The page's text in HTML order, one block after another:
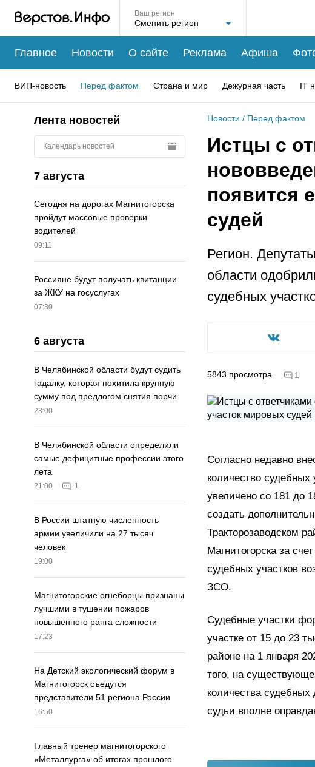
Ваш регион
Главное Новости О сайте Реклама Афиша
ВИП-новость Перед фактом Страна и мир Дежурная часть IT
Лента новостей
Календарь новостей
7 августа
Сегодня на дорогах Магнитогорска
пройдут массовые проверки
водителей
09:11
Россияне будут получать квитанции
за ЖКУ на госуслугах
07:30
6 августа
В Челябинской области будут судить
гадалку, которая похитила крупную
сумму под предлогом снятия порчи
23:00
В Челябинской области определили
самые дефицитные профессии этого
лета
21:00 1
В России штатную численность
армии увеличили на 27 тысяч
человек
19:00
Магнитогорские огнеборцы признаны
лучшими в тушении пожаров
повышенного ранга сложности
17:23
На Детский экологический форум в
Магнитогорск съедутся
представители 51 региона России
16:50
Главный тренер магнитогорского
«Металлурга» об итогах прошлого
Новости / Перед фактом
Истцы с
появится
судей
Регион.
области
судебных
5843 просмотра 1
Согласно недавно
количество
увеличено со 181 до
создать
Тракторозаводском
Магнитогорска за
судебных участков
ЗСО.
Судебные участки
участке от 15 до 23
районе на 1 января
того, на
количества
судьи вполне